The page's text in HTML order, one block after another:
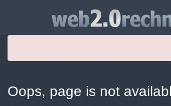
Oops, page is not